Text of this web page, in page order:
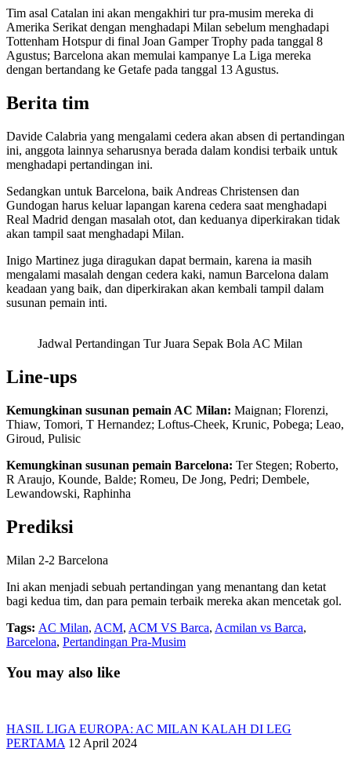
Tim asal Catalan ini akan mengakhiri tur pra-musim mereka di
Amerika Serikat dengan menghadapi Milan sebelum menghadapi
Tottenham Hotspur di final Joan Gamper Trophy pada tanggal 8
Agustus; Barcelona akan memulai kampanye La Liga mereka
dengan bertandang ke Getafe pada tanggal 13 Agustus.
Berita tim
Davide Calabria yang mengalami cedera akan absen di pertandingan
ini, anggota lainnya seharusnya berada dalam kondisi terbaik untuk
menghadapi pertandingan ini.
Sedangkan untuk Barcelona, baik Andreas Christensen dan
Gundogan harus keluar lapangan karena cedera saat menghadapi
Real Madrid dengan masalah otot, dan keduanya diperkirakan tidak
akan tampil saat menghadapi Milan.
Inigo Martinez juga diragukan dapat bermain, karena ia masih
mengalami masalah dengan cedera kaki, namun Barcelona dalam
keadaan yang baik, dan diperkirakan akan kembali tampil dalam
susunan pemain inti.
Jadwal Pertandingan Tur Juara Sepak Bola AC Milan
Line-ups
Kemungkinan susunan pemain AC Milan: Maignan; Florenzi,
Thiaw, Tomori, T Hernandez; Loftus-Cheek, Krunic, Pobega; Leao,
Giroud, Pulisic
Kemungkinan susunan pemain Barcelona: Ter Stegen; Roberto,
R Araujo, Kounde, Balde; Romeu, De Jong, Pedri; Dembele,
Lewandowski, Raphinha
Prediksi
Milan 2-2 Barcelona
Ini akan menjadi sebuah pertandingan yang menantang dan ketat
bagi kedua tim, dan para pemain terbaik mereka akan mencetak gol.
Tags: AC Milan, ACM, ACM VS Barca, Acmilan vs Barca,
Barcelona, Pertandingan Pra-Musim
You may also like
HASIL LIGA EUROPA: AC MILAN KALAH DI LEG
PERTAMA 12 April 2024